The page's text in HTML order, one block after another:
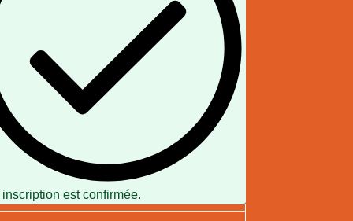
inscription est confirmée.